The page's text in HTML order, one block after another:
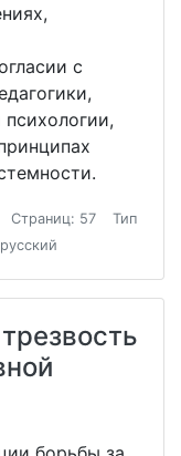
с
Страниц: 57
Тип